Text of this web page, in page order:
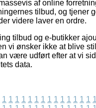
af online
tilbud, og tjener
videre laver en ordre.
tilbud og e-butikker
vi ønsker ikke at blive
være udført efter at vi
data.
1 1 1 1 1 1 1 1 1 1 1 1 1 1 1